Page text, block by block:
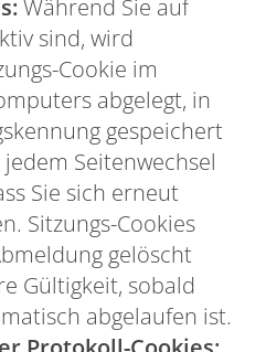
Während Sie auf
sind, wird
Cookie im
abgelegt, in
gespeichert
Seitenwechsel
Sie sich erneut
Sitzungs-Cookies
gelöscht
Gültigkeit, sobald
abgelaufen ist.